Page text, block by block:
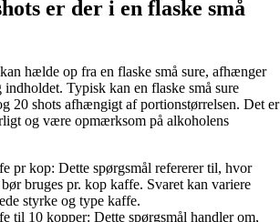
er der i en flaske små
hælde op fra en flaske små sure, afhænger
indholdet. Typisk kan en flaske små sure
20 shots afhængigt af portionstørrelsen. Det er
og være opmærksom på alkoholens
pr kop: Dette spørgsmål refererer til, hvor
bruges pr. kop kaffe. Svaret kan variere
styrke og type kaffe.
til 10 kopper: Dette spørgsmål handler om,